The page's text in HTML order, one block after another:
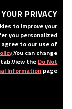
YOUR PRIVACY
to improve your
you personalized
agree to our use of
Policy.You can change
tab.View theDo Not
Informationpage.